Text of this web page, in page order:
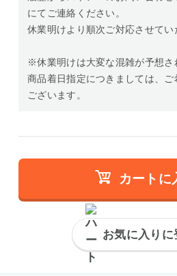
にてご連絡ください。
休業明けより順次ご対応させてい
※休業明けは大変な混雑が予想さ
商品着日指定につきましては、ご
ございます。
カートに
お気に入りに